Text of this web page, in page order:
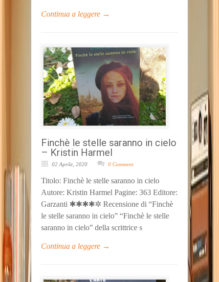
Continua a leggere →
Finchè le stelle saranno in cielo
– Kristin Harmel
02 Aprile, 2020 0 Comment
Titolo: Finchè le stelle saranno in cielo
Autore: Kristin Harmel Pagine: 363 Editore:
Garzanti ✱✱✱✱✲ Recensione di “Finchè
le stelle saranno in cielo” “Finchè le stelle
saranno in cielo” della scrittrice s
Continua a leggere →